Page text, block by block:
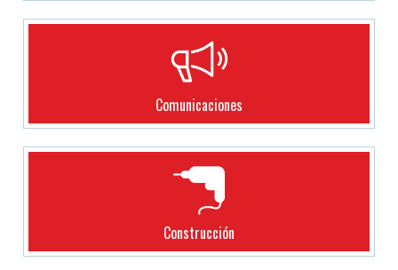
Comunicaciones
Construcción